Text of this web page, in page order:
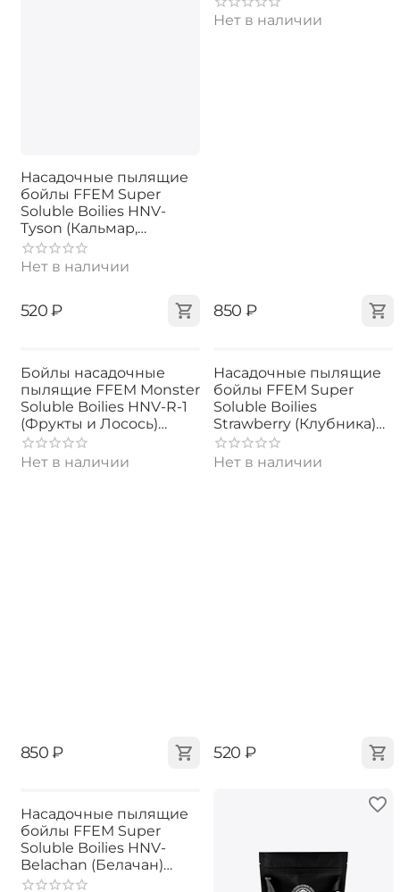
Насадочные пылящие
бойлы FFEM Super
Soluble Boilies HNV-
Tyson (Кальмар,
Осьминог и Специи)
16/20mm
Нет в наличии
‍520‍ ₽
22mm 350г
Нет в наличии
‍850‍ ₽
Бойлы насадочные
пылящие FFEM Monster
Soluble Boilies HNV-R-1
(Фрукты и Лосось)
22mm 350г
Нет в наличии
‍850‍ ₽
Насадочные пылящие
бойлы FFEM Super
Soluble Boilies
Strawberry (Клубника)
16/20mm
Нет в наличии
‍520‍ ₽
Насадочные пылящие
бойлы FFEM Super
Soluble Boilies HNV-
Belachan (Белачан)
16/20mm